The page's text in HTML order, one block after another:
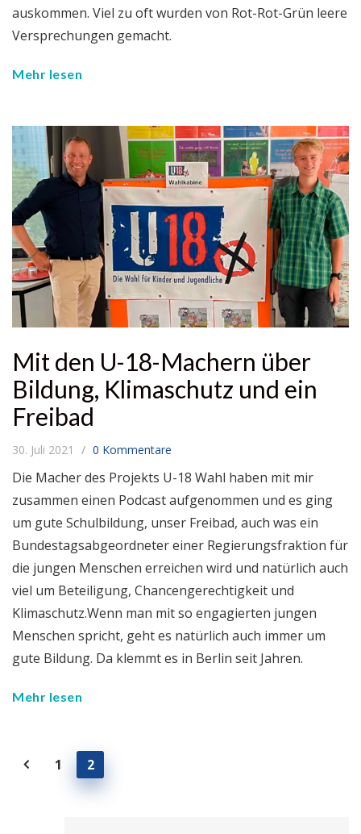
auskommen. Viel zu oft wurden von Rot-Rot-Grün leere
Versprechungen gemacht.
Mehr lesen
Mit den U-18-Machern über
Bildung, Klimaschutz und ein
Freibad
30. Juli 2021 0 Kommentare
Die Macher des Projekts U-18 Wahl haben mit mir
zusammen einen Podcast aufgenommen und es ging
um gute Schulbildung, unser Freibad, auch was ein
Bundestagsabgeordneter einer Regierungsfraktion für
die jungen Menschen erreichen wird und natürlich auch
viel um Beteiligung, Chancengerechtigkeit und
Klimaschutz.Wenn man mit so engagierten jungen
Menschen spricht, geht es natürlich auch immer um
gute Bildung. Da klemmt es in Berlin seit Jahren.
Mehr lesen
1 2